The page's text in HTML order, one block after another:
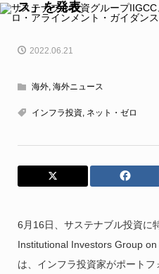
ス」を発表
2022.06.21
海外, 海外ニュース
インフラ投資, ネット・ゼロ
6月16日、サステナブル投資に
Institutional Investors Group on
は、インフラ投資家がポート